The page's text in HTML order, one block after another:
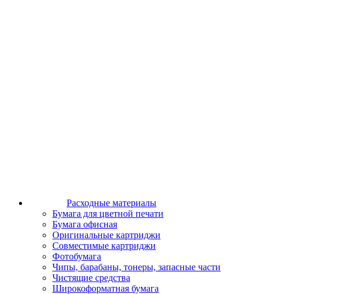
Расходные материалы
Бумага для цветной печати
Бумага офисная
Оригинальные картриджи
Совместимые картриджи
Фотобумага
Чипы, барабаны, тонеры, запасные части
Чистящие средства
Широкоформатная бумага